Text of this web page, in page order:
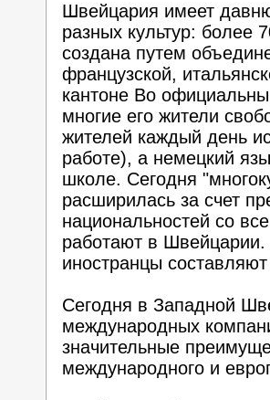
Швейцария имеет
разных культур: более
создана путем
французской,
кантоне Во
многие его жители
жителей каждый день
работе), а немецкий
школе. Сегодня
расширилась за счет
национальностей со
работают в
иностранцы
Сегодня в Западной
международных
значительные
международного и